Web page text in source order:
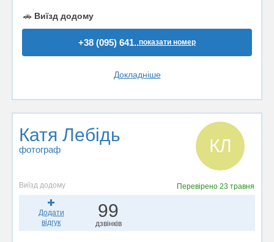
🚗 Виїзд додому
+38 (095) 641..показати номер
Докладніше
Катя Лебідь
фотограф КЛ
Виїзд додому Перевірено23 травня
Додати
відгук
99
дзвінків